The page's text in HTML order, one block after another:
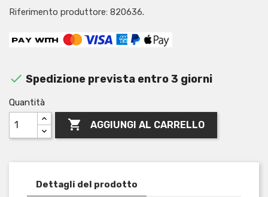
Riferimento produttore: 820636.
 Spedizione prevista entro 3 giorni
Quantità
 AGGIUNGI AL CARRELLO
Dettagli del prodotto